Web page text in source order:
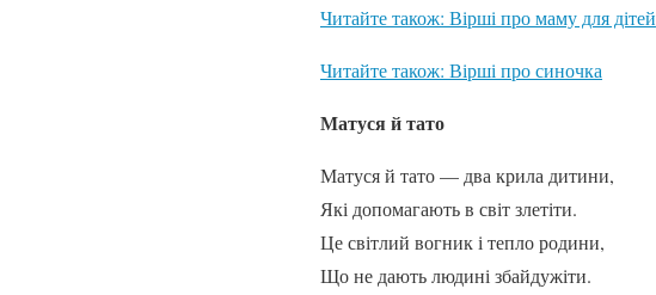
Читайте також: Вірші про маму для дітей
Читайте також: Вірші про синочка
Матуся й тато
Матуся й тато — два крила дитини,
Які допомагають в світ злетіти.
Це світлий вогник і тепло родини,
Що не дають людині збайдужіти.